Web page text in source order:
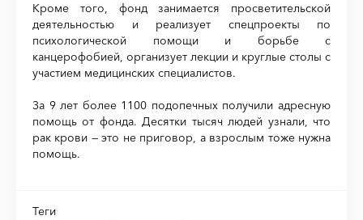
Кроме того, фонд занимается просветительской
деятельностью и реализует спецпроекты по
психологической помощи и борьбе с
канцерофобией, организует лекции и круглые столы с
участием медицинских специалистов.
За 9 лет более 1100 подопечных получили адресную
помощь от фонда. Десятки тысяч людей узнали, что
рак крови — это не приговор, а взрослым тоже нужна
помощь.
Теги